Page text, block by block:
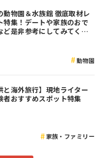
動物園＆水族館 徹底取材レ
特集！デートや家族のおで
ど是非参考にしてみてくだ
動物園
と海外旅行】現地ライター
者おすすめスポット特集
家族・ファミリー